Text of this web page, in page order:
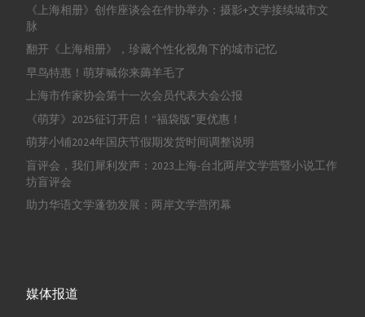
《上海相册》创作座谈会在作协举办：摄影+文学接续城市文
脉
翻开《上海相册》，珍藏个性化视角下的城市记忆
早鸟特惠！萌芽喊你来薅羊毛了
上海市作家协会第十一次会员代表大会公报
《萌芽》2025征订开启！“福袋版”更优惠！
萌芽小铺2024年国庆节假期发货时间调整说明
盲评会，我们犀利发声：2023上海-台北两岸文学营暨小说工作
坊盲评会
助力华语文学蓬勃发展：两岸文学营闭幕
媒体报道